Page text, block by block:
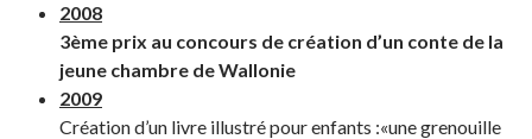
2008
3ème prix au concours de création d’un conte de la
jeune chambre de Wallonie
2009
Création d’un livre illustré pour enfants :«une grenouille